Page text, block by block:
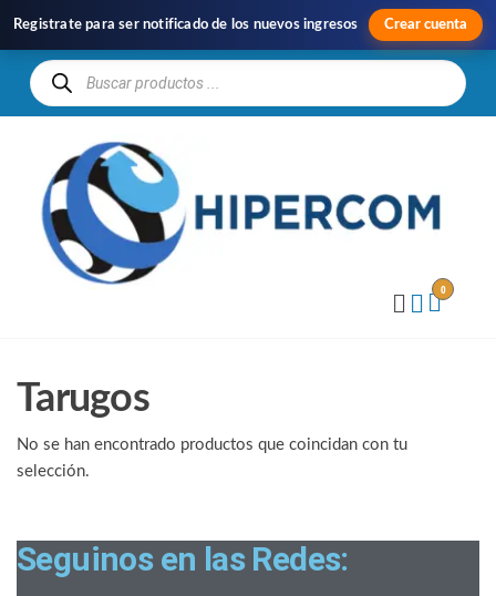
Registrate para ser notificado de los nuevos ingresos Crear cuenta
0
Tarugos
No se han encontrado productos que coincidan con tu
selección.
Seguinos en las Redes: